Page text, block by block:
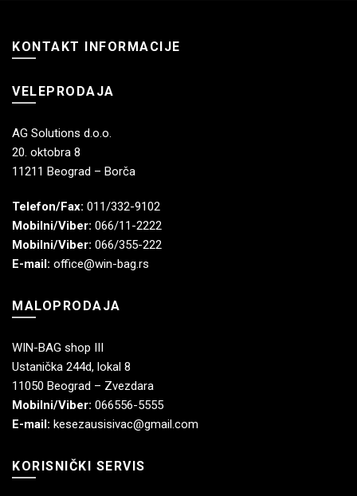
KONTAKT INFORMACIJE
VELEPRODAJA
AG Solutions d.o.o.
20. oktobra 8
11211 Beograd – Borča
Telefon/Fax: 011/332-9102
Mobilni/Viber: 066/11-2222
Mobilni/Viber: 066/355-222
E-mail: office@win-bag.rs
MALOPRODAJA
WIN-BAG shop III
Ustanička 244d, lokal 8
11050 Beograd – Zvezdara
Mobilni/Viber: 066556-5555
E-mail: kesezausisivac@gmail.com
KORISNIČKI SERVIS